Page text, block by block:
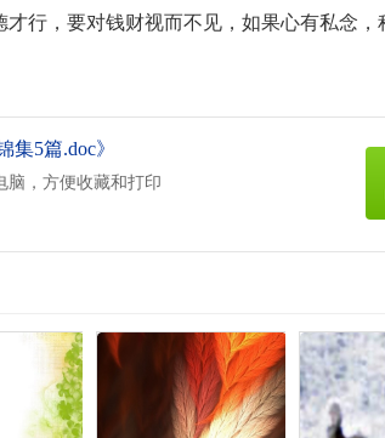
行，要对钱财视而不见，如果心有私念，
集5篇.doc》
脑，方便收藏和打印